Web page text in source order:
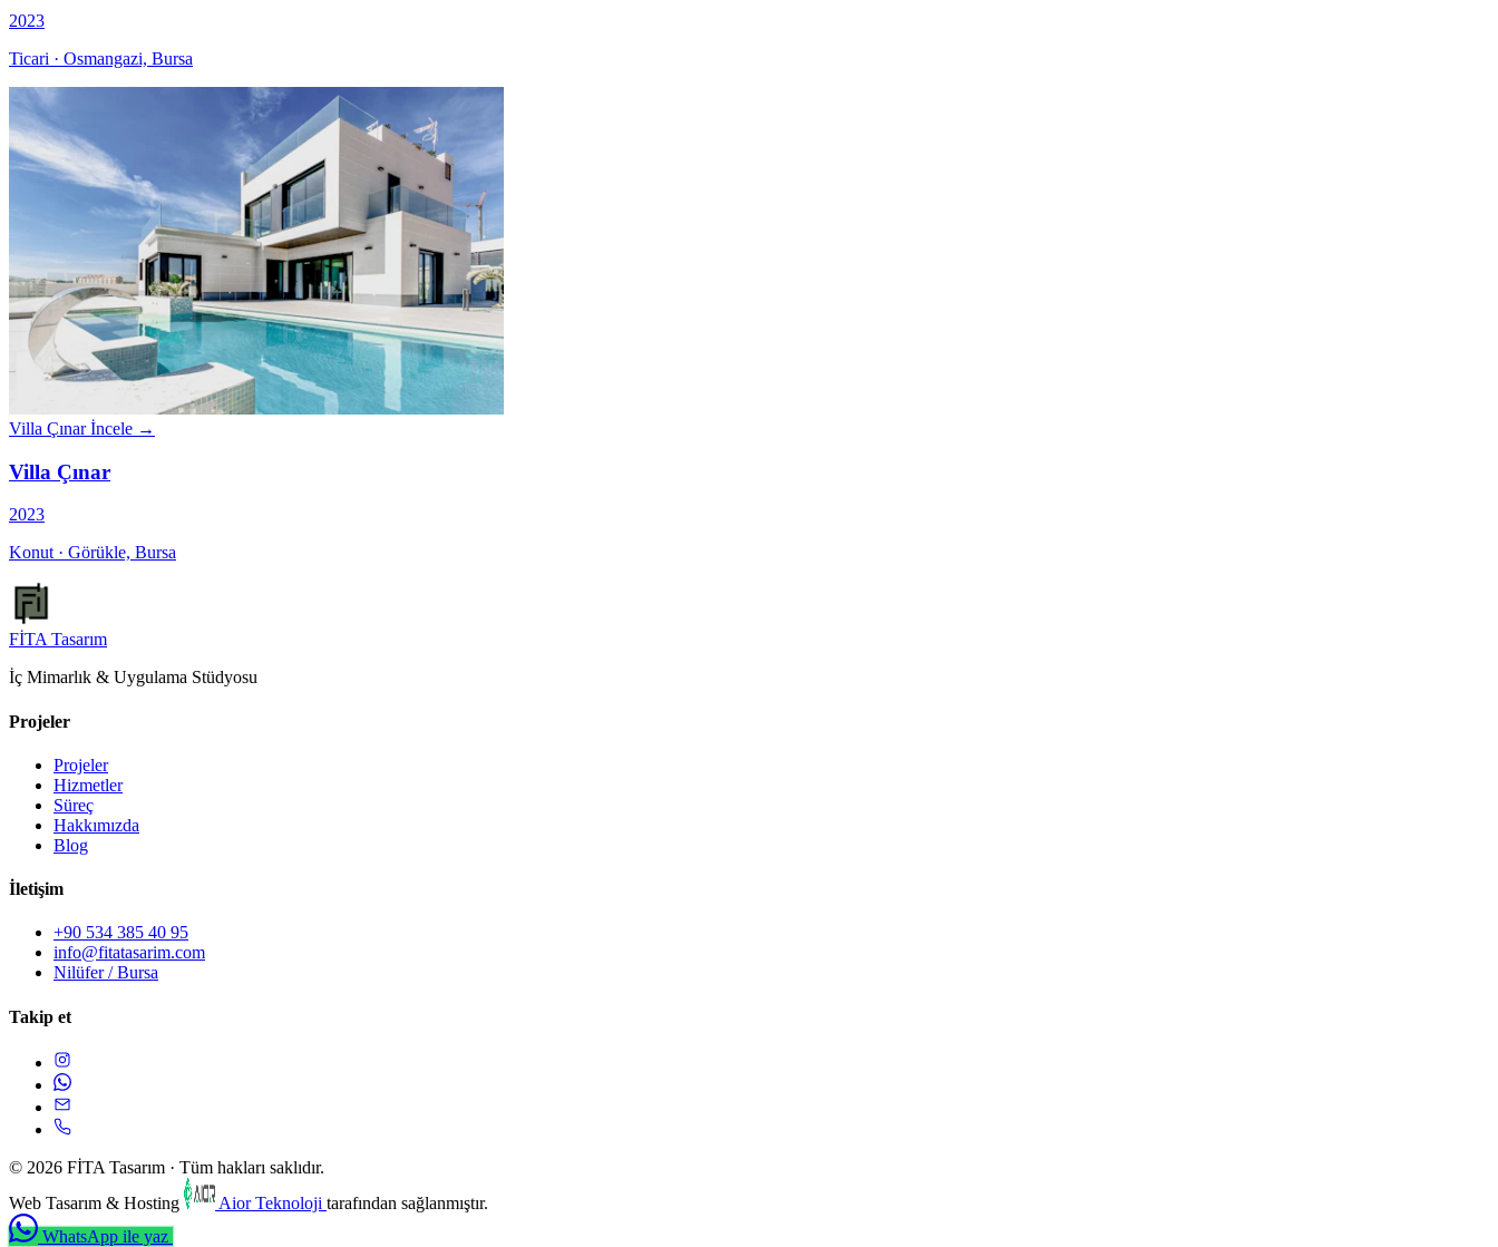
2023
Ticari · Osmangazi, Bursa
Villa Çınar İncele →
Villa Çınar
2023
Konut · Görükle, Bursa
FİTA Tasarım
İç Mimarlık & Uygulama Stüdyosu
Projeler
Projeler
Hizmetler
Süreç
Hakkımızda
Blog
İletişim
+90 534 385 40 95
info@fitatasarim.com
Nilüfer / Bursa
Takip et
© 2026 FİTA Tasarım · Tüm hakları saklıdır.
Web Tasarım & Hosting
Aior Teknoloji tarafından sağlanmıştır.
WhatsApp ile yaz